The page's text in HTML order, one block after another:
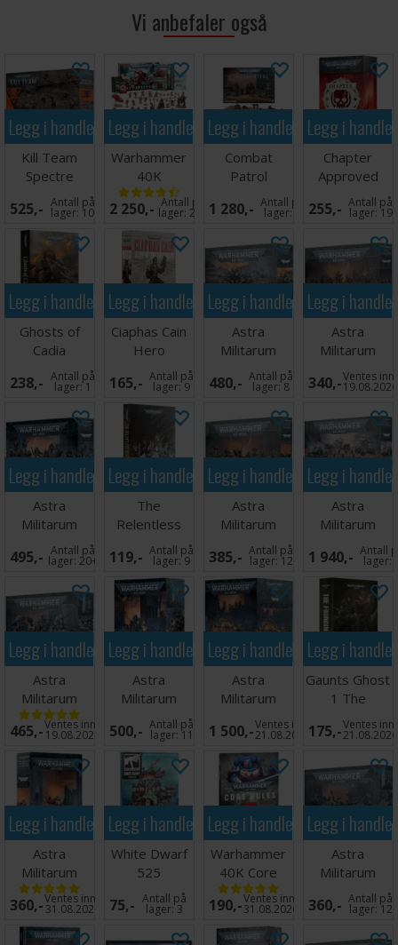
Vi anbefaler også
Legg i handlekurven
Kill Team
Spectre
Squad
525,- Antall på
lager: 10
Legg i handlekurven
Warhammer
40K
Armageddon
2 250,- Antall på
lager:20+
Legg i handlekurven
Combat
Patrol
Battlezone
1 280,- Antall på
lager:
Legg i
Chapter
Approved
Mission Deck
2026-27
255,- Antall på
lager: 19
Legg i handlekurven
Ghosts of
Cadia
(Hardback)
238,- Antall på
lager:1
Legg i handlekurven
Ciaphas Cain
Hero
Imperium
(Paperback)
165,- Antall på
lager:9
Legg i handlekurven
Astra
Militarum
Hippogriff
AFV
480,- Antall på
lager:8
Legg i
Astra
Militarum
Krieg
Command
340,-Ventes inn
19.08.2026
Legg i handlekurven
Astra
Militarum
Kasrkin
495,- Antall på
lager: 20+
Legg i handlekurven
The
Relentless
Dead
(Paperback)
119,- Antall på
lager:9
Legg i handlekurven
Astra
Militarum
Death Korps
of Krieg
385,- Antall på
lager: 12
Legg i
Astra
Militarum
Battleforce
Platoon
1 940,- Antall
lager:
Legg i handlekurven
Astra
Militarum
Bullgryns
465,-Ventes inn
19.08.2026
Legg i handlekurven
Astra
Militarum
Leman Russ
Battle Tank
500,- Antall på
lager: 11
Legg i handlekurven
Astra
Militarum
Baneblade
1 500,-Ventes inn
21.08.2026
Legg i
Gaunts Ghost
1 The
Founding
(Paperback)
175,-Ventes inn
21.08.2026
Legg i handlekurven
Astra
Militarum
Commissar
Yarrick
360,-Ventes inn
31.08.2026
Legg i handlekurven
White Dwarf
525
75,- Antall på
lager:3
Legg i handlekurven
Warhammer
40K Core
Rules
190,-Ventes inn
31.08.2026
Legg i
Astra
Militarum
Tempestus
Scions
360,- Antall på
lager: 12